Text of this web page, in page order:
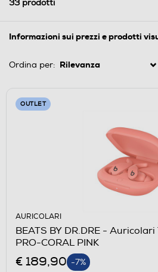
33prodotti
Informazioni sui prezzi e prodotti
Ordina per:
OUTLET
AURICOLARI
BEATS BY DR.DRE -
PRO-CORAL PINK
€ 189,90 -7%